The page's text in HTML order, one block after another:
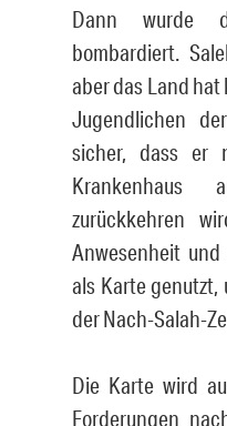
Dann wurde
bombardiert.
aber das Land hat
Jugendlichen
sicher, dass er
Krankenhaus
zurückkehren
Anwesenheit
als Karte genutzt,
der Nach-Salah-
Die Karte wird
Forderungen